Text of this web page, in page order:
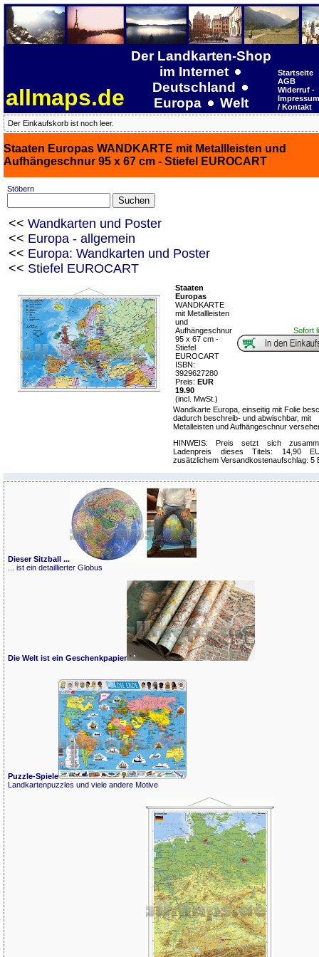
allmaps.de
Der Landkarten-Shop
im Internet
Deutschland
Europa
Welt
Startseite
AGB
Widerruf -
Impressum
/ Kontakt
Der Einkaufskorb ist noch leer.
Staaten Europas WANDKARTE mit Metallleisten und
Aufhängeschnur 95 x 67 cm - Stiefel EUROCART
Stöbern
<< Wandkarten und Poster
<< Europa - allgemein
<< Europa: Wandkarten und Poster
<< Stiefel EUROCART
Staaten
Europas
WANDKARTE
mit Metallleisten
und
Aufhängeschnur
95 x 67 cm -
Stiefel
EUROCART
ISBN:
3929627280
Preis: EUR
19.90
(incl. MwSt.)
Sofort
Wandkarte Europa, einseitig mit Folie
dadurch beschreib- und abwischbar, mit
Metalleisten und Aufhängeschnur
HINWEIS: Preis setzt sich
Ladenpreis dieses Titels: 14,90
zusätzlichem Versandkostenaufschlag: 5
Dieser Sitzball ...
... ist ein detaillierter Globus
Die Welt ist ein Geschenkpapier
Puzzle-Spiele
Landkartenpuzzles und viele andere Motive